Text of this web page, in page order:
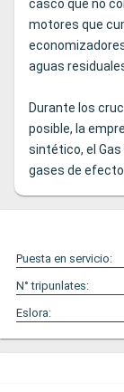
casco que no
motores que
aguas
Durante los
posible, la
sintético, el Gas
gases de
Puesta en servicio:
N° tripunlates:
Eslora: